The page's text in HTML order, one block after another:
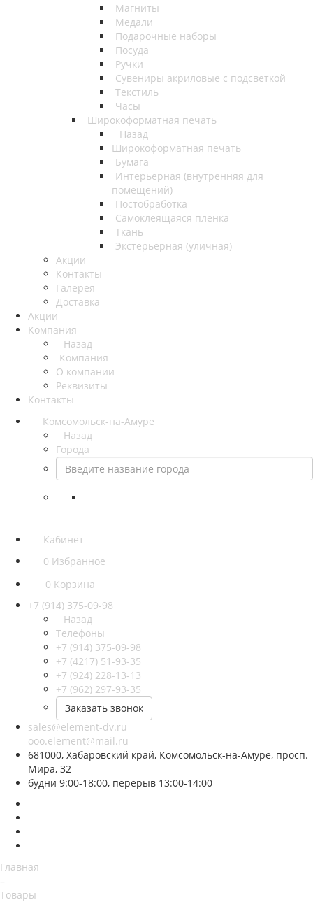
Магниты
Медали
Подарочные наборы
Посуда
Ручки
Сувениры акриловые с подсветкой
Текстиль
Часы
Широкоформатная печать
Назад
Широкоформатная печать
Бумага
Интерьерная (внутренняя для
помещений)
Постобработка
Самоклеящаяся пленка
Ткань
Экстерьерная (уличная)
Акции
Контакты
Галерея
Доставка
Акции
Компания
Назад
Компания
О компании
Реквизиты
Контакты
Комсомольск-на-Амуре
Назад
Города
Кабинет
0 Избранное
0 Корзина
+7 (914) 375-09-98
Назад
Телефоны
+7 (914) 375-09-98
+7 (4217) 51-93-35
+7 (924) 228-13-13
+7 (962) 297-93-35
Заказать звонок
sales@element-dv.ru
ooo.element@mail.ru
681000, Хабаровский край, Комсомольск-на-Амуре, просп.
Мира, 32
будни 9:00-18:00, перерыв 13:00-14:00
Главная
–
Товары